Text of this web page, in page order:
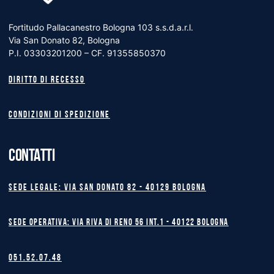
Fortitudo Pallacanestro Bologna 103 s.s.d.a.r.l.
Via San Donato 82, Bologna
P.I. 03303201200 – CF. 91355850370
Diritto di recesso
Condizioni di spedizione
CONTATTI
Sede legale: Via San Donato 82 - 40129 BOLOGNA
Sede operativa: Via Riva di Reno 56 int.1 - 40122 BOLOGNA
051.52.07.48